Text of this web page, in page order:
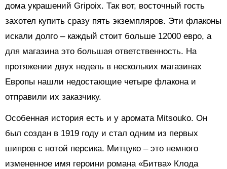
дома украшений Gripoix. Так вот, восточный гость
захотел купить сразу пять экземпляров. Эти флаконы
искали долго – каждый стоит больше 12000 евро, а
для магазина это большая ответственность. На
протяжении двух недель в нескольких магазинах
Европы нашли недостающие четыре флакона и
отправили их заказчику.
Особенная история есть и у аромата Mitsouko. Он
был создан в 1919 году и стал одним из первых
шипров с нотой персика. Митцуко – это немного
измененное имя героини романа «Битва» Клода